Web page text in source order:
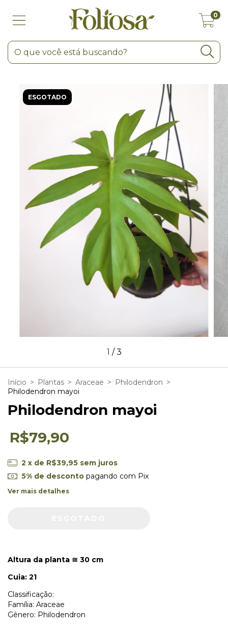
0
ESGOTADO
1 /3
Início > Plantas > Araceae > Philodendron >
Philodendron mayoi
Philodendron mayoi
R$79,90
2 x de R$39,95 sem juros
5% de descontopagando com Pix
Ver mais detalhes
Altura da planta ≅ 30 cm
Cuia: 21
Classificação:
Família: Araceae
Gênero: Philodendron